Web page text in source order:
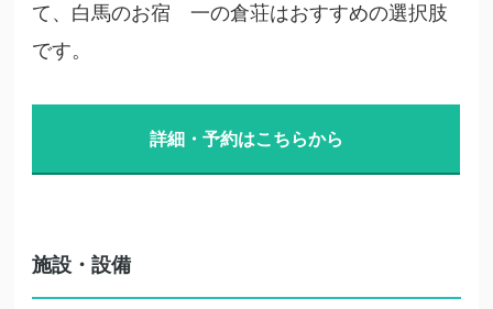
て、白馬のお宿 一の倉荘はおすすめの選択肢
です。
詳細・予約はこちらから
施設・設備